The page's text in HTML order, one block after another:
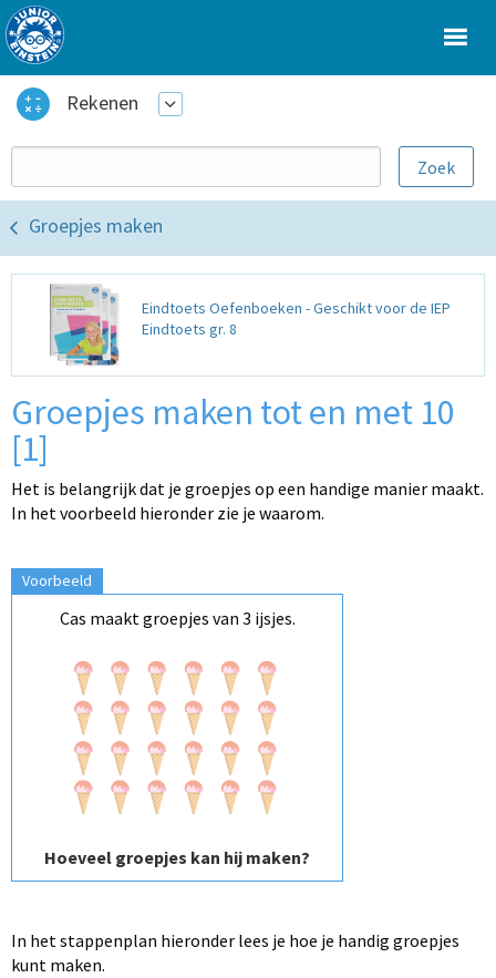
Rekenen
Groepjes maken
Eindtoets Oefenboeken - Geschikt voor de IEP
Eindtoets gr. 8
Groepjes maken tot en met 10
[1]
Het is belangrijk dat je groepjes op een handige manier maakt.
In het voorbeeld hieronder zie je waarom.
Voorbeeld
Cas maakt groepjes van 3 ijsjes.
Hoeveel groepjes kan hij maken?
In het stappenplan hieronder lees je hoe je handig groepjes
kunt maken.